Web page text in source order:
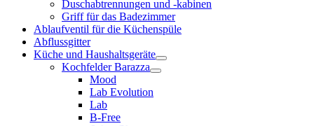
Duschabtrennungen und -kabinen
Griff für das Badezimmer
Ablaufventil für die Küchenspüle
Abflussgitter
Küche und Haushaltsgeräte
Kochfelder Barazza
Mood
Lab Evolution
Lab
B-Free